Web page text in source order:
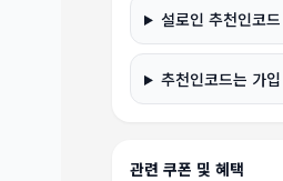
설로인 추천인코
추천인코드는 가
관련 쿠폰 및 혜택